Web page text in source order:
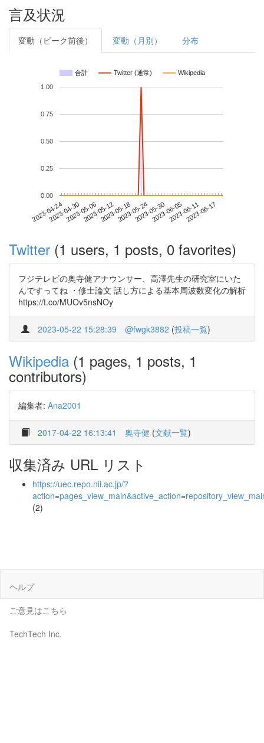
言及状況
変動（ピーク前後） 変動（月別） 分布
合計 Twitter (通常) Wikipedia
2023-04-242023-04-302023-05-062023-05-122023-05-182023-05-242023-05-302023-06-052023-06-112023-06-17
0.00
0.25
0.50
0.75
1.00
Twitter (1 users, 1 posts, 0 favorites)
フジテレビの奥寺健アナウンサー、高澤先生の研究室にいた
んですってね ・修士論文 話し方による基本周波数変化の解析
https://t.co/MUOv5nsNOy
2023-05-22 15:28:39 @fwgk3882 (投稿一覧)
Wikipedia (1 pages, 1 posts, 1
contributors)
編集者: Ana2001
2017-04-22 16:13:41 奥寺健 (文献一覧)
収集済み URL リスト
https://uec.repo.nii.ac.jp/?
(2)
ヘルプ
ご意見はこちら
TechTech Inc.